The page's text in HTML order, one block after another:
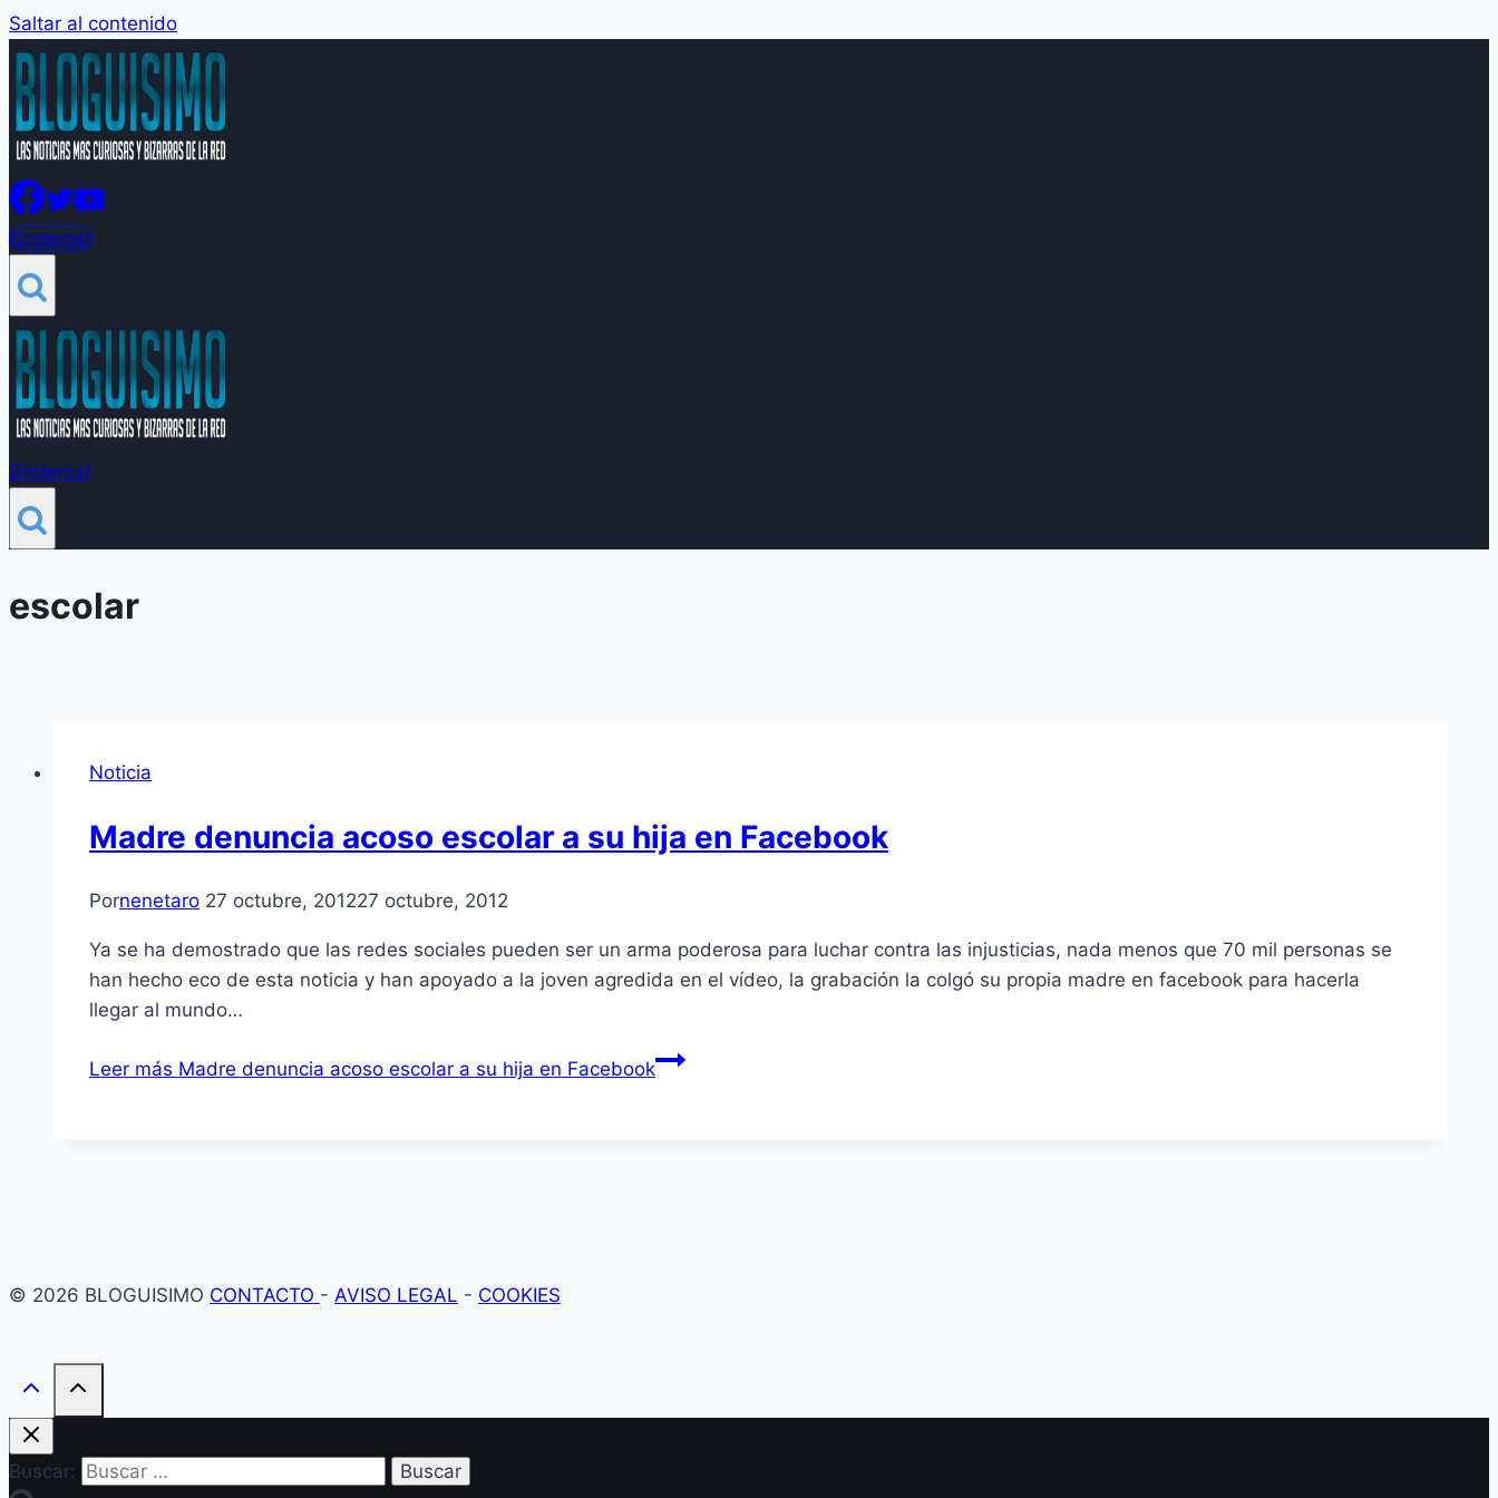
Saltar al contenido
Groleros!
Groleros!
escolar
Noticia
Madre denuncia acoso escolar a su hija en Facebook
Pornenetaro 27 octubre, 201227 octubre, 2012
Ya se ha demostrado que las redes sociales pueden ser un arma poderosa para luchar contra las injusticias, nada menos que 70 mil personas se
han hecho eco de esta noticia y han apoyado a la joven agredida en el ví­deo, la grabación la colgó su propia madre en facebook para hacerla
llegar al mundo…
Leer más Madre denuncia acoso escolar a su hija en Facebook
© 2026 BLOGUISIMO CONTACTO - AVISO LEGAL - COOKIES
Buscar: